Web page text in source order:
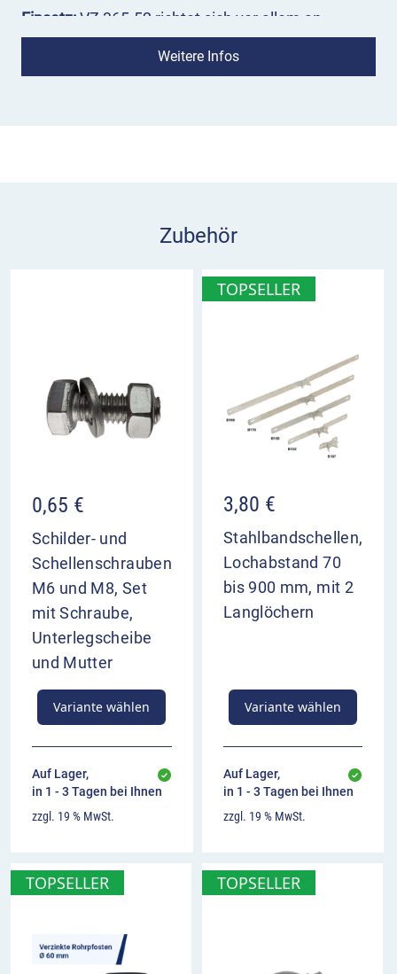
Einsatz:VZ 365-52 richtet sich vor allem an
Ortsunkundige und kommt üblicherweise dort zum
Einsatz, wo das Vorhandensein einer Tankstelle
uns auch jeweils mit dem Hinweis auf Autogas
(VZ 365-53) sowie Erdgas (VZ 365-54).
Hinweis auf eine Tankstelle, vor allem für den
ortsfremden Verkehr
Anbringung in der Regel auf stark befahrenen
Straßen
Weitere Infos
Zubehör
0,65 €
Schilder- und
Schellenschrauben
M6 und M8, Set
mit Schraube,
Unterlegscheibe
und Mutter
Variante wählen
Auf Lager,
in 1 - 3 Tagen bei Ihnen
zzgl. 19 % MwSt.
TOPSELLER
3,80 €
Stahlbandschellen,
Lochabstand 70
bis 900 mm, mit 2
Langlöchern
Variante wählen
Auf Lager,
in 1 - 3 Tagen bei Ihnen
zzgl. 19 % MwSt.
TOPSELLER TOPSELLER